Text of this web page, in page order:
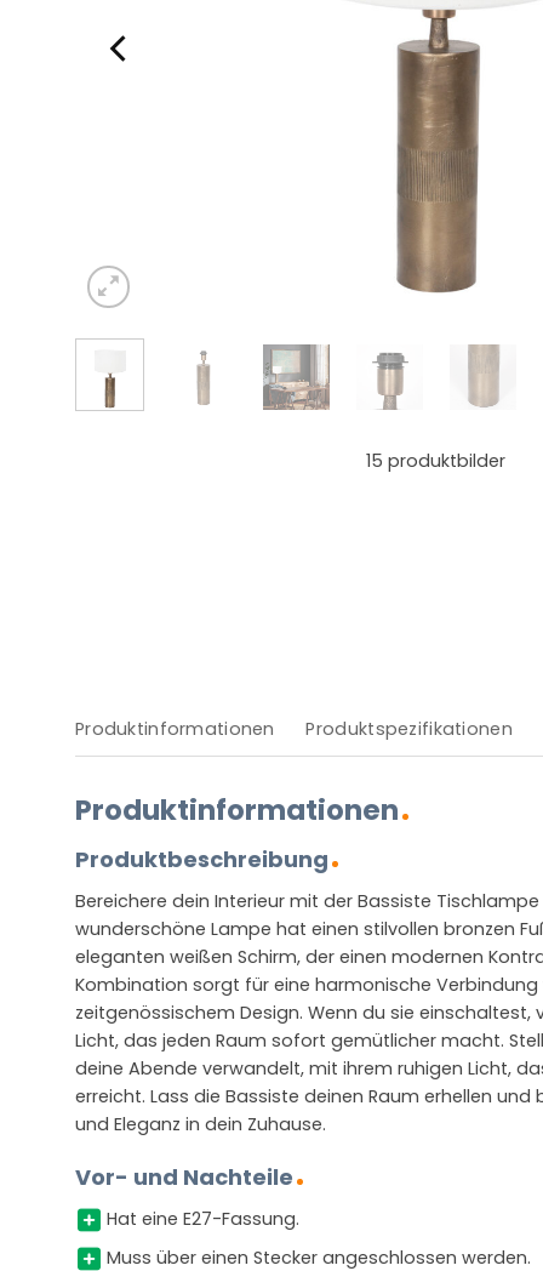
15 produktbilder
Produktinformationen Produktspezifikationen
Produktinformationen
Produktbeschreibung
Bereichere dein Interieur mit der Bassiste Tischlampe
wunderschöne Lampe hat einen stilvollen bronzen
eleganten weißen Schirm, der einen modernen
Kombination sorgt für eine harmonische
zeitgenössischem Design. Wenn du sie einschaltest,
Licht, das jeden Raum sofort gemütlicher macht.
deine Abende verwandelt, mit ihrem ruhigen Licht,
erreicht. Lass die Bassiste deinen Raum erhellen und
und Eleganz in dein Zuhause.
Vor- und Nachteile
Hat eine E27-Fassung.
Muss über einen Stecker angeschlossen werden.